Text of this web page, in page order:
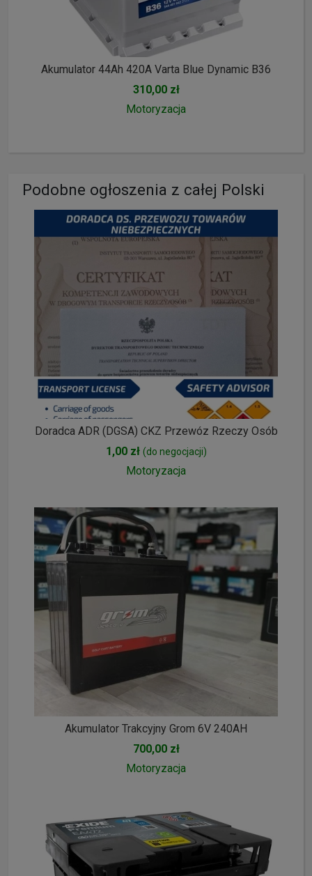
Akumulator 44Ah 420A Varta Blue Dynamic B36
310,00 zł
Motoryzacja
Podobne ogłoszenia z całej Polski
Doradca ADR (DGSA) CKZ Przewóz Rzeczy Osób
1,00 zł (do negocjacji)
Motoryzacja
Akumulator Trakcyjny Grom 6V 240AH
700,00 zł
Motoryzacja